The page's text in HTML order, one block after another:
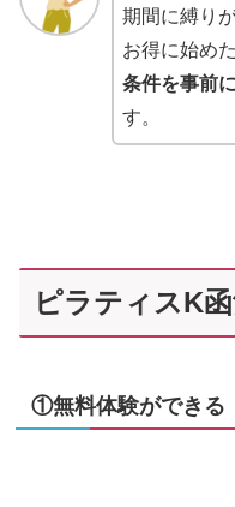
期間に縛り
お得に始め
条件を事前
す。
ピラティスK
①無料体験ができる